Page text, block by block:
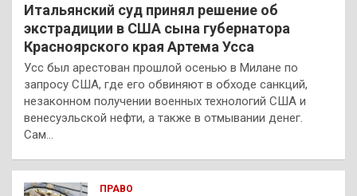
Итальянский суд принял решение об
экстрадиции в США сына губернатора
Красноярского края Артема Усса
Усс был арестован прошлой осенью в Милане по
запросу США, где его обвиняют в обходе санкций,
незаконном получении военных технологий США и
венесуэльской нефти, а также в отмывании денег.
Сам…
ПРАВО